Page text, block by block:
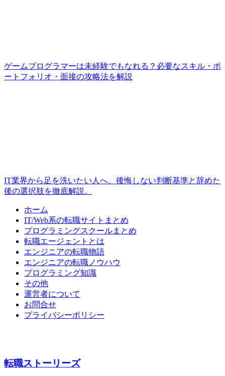
ゲームプログラマーは未経験でもなれる？必要なスキル・ポ
ートフォリオ・面接の攻略法を解説
IT業界から足を洗いたい人へ。後悔しない判断基準と辞めた
後の選択肢を徹底解説。
ホーム
IT/Web系の転職サイトまとめ
プログラミングスクールまとめ
転職エージェントとは
エンジニアの転職物語
エンジニアの転職ノウハウ
プログラミング知識
その他
運営者について
お問合せ
プライバシーポリシー
転職ストーリーズ